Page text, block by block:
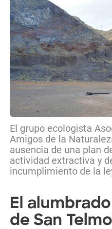
El grupo ecologista
Amigos de la
ausencia de una plan
actividad extractiva y
incumplimiento de la
El
de San